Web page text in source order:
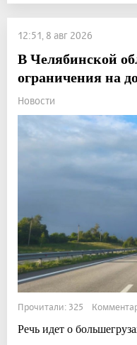
12:51, 8 авг 2026
В Челябинской
ограничения на
Новости
Прочитали: 325
Речь идет о